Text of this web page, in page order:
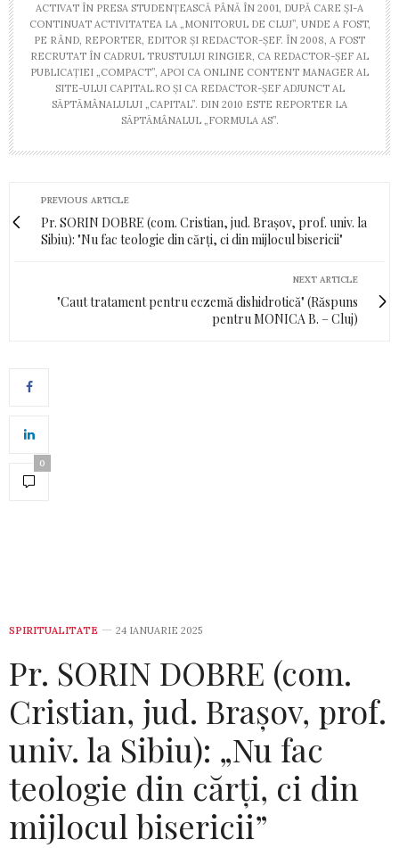
ACTIVAT ÎN PRESA STUDENŢEASCĂ PÂNĂ ÎN 2001, DUPĂ CARE ŞI-A
CONTINUAT ACTIVITATEA LA „MONITORUL DE CLUJ”, UNDE A FOST,
PE RÂND, REPORTER, EDITOR ŞI REDACTOR-ŞEF. ÎN 2008, A FOST
RECRUTAT ÎN CADRUL TRUSTULUI RINGIER, CA REDACTOR-ŞEF AL
PUBLICAŢIEI „COMPACT”, APOI CA ONLINE CONTENT MANAGER AL
SITE-ULUI CAPITAL.RO ŞI CA REDACTOR-ŞEF ADJUNCT AL
SĂPTĂMÂNALULUI „CAPITAL”. DIN 2010 ESTE REPORTER LA
SĂPTĂMÂNALUL „FORMULA AS”.
PREVIOUS ARTICLE
Pr. SORIN DOBRE (com. Cristian, jud. Brașov, prof. univ. la
Sibiu): "Nu fac teologie din cărți, ci din mijlocul bisericii"
NEXT ARTICLE
"Caut tratament pentru eczemă dishidrotică" (Răspuns
pentru MONICA B. – Cluj)
0
SPIRITUALITATE 24 IANUARIE 2025
Pr. SORIN DOBRE (com.
Cristian, jud. Brașov, prof.
univ. la Sibiu): „Nu fac
teologie din cărți, ci din
mijlocul bisericii”